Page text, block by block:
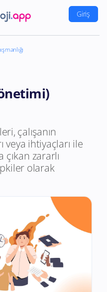
Giriş
çalışanın
veya ihtiyaçları ile
çıkan zararlı
olarak